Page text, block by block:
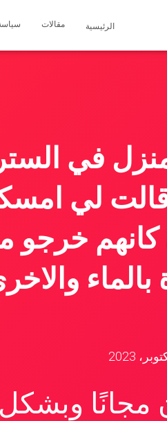
الرئيسية مقالات
في
لي
خرجو
مجانًا